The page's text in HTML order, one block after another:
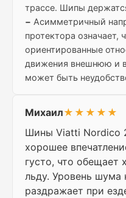
трассе. Шипы
− Асимметричный
протектора
ориентированные
движения внешнюю и
может быть
Михаил★★★★★
Шины Viatti Nordico
хорошее
густо, что обещает
льду. Уровень шума
раздражает при